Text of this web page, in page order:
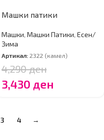
Машки патики
Машки, Машки Патики, Есен/
Зима
Артикал:2322 (камел)
4,290ден
3,430 ден
3 4 →